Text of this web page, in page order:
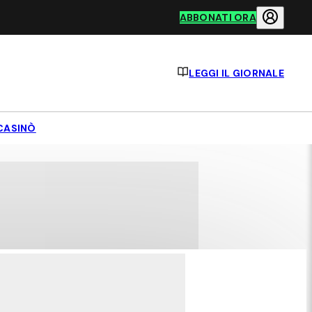
ABBONATI ORA
LEGGI IL GIORNALE